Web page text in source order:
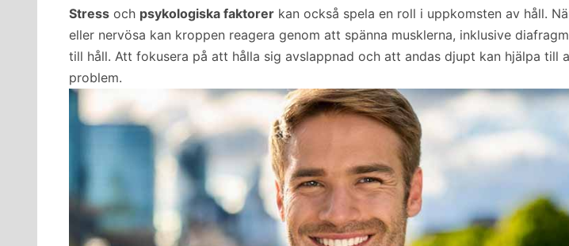
Stress och psykologiska faktorer kan också spela en roll i uppkomsten av håll.
eller nervösa kan kroppen reagera genom att spänna musklerna, inklusive
till håll. Att fokusera på att hålla sig avslappnad och att andas djupt kan hjälpa till
problem.